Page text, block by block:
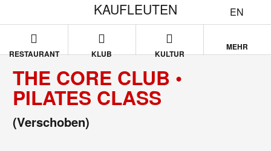
EN
KAUFLEUTEN
RESTAURANT KLUB KULTUR
MEHR
THE CORE CLUB •
PILATES CLASS
(Verschoben)